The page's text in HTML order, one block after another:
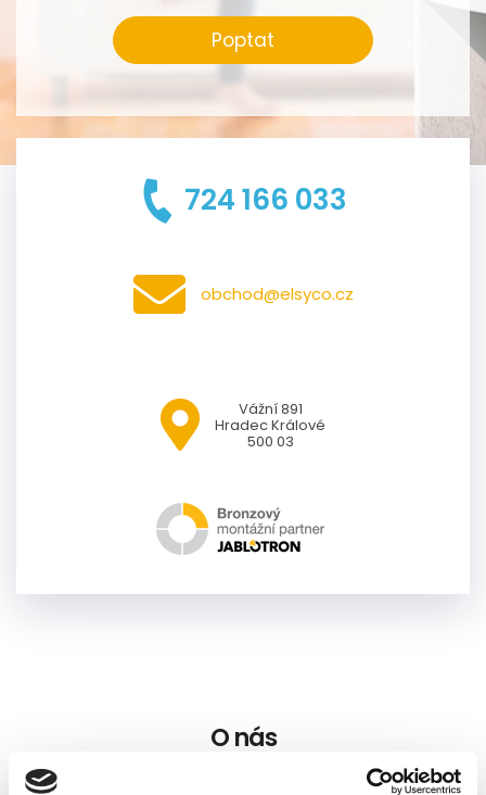
Poptat
724 166 033
obchod@elsyco.cz
Vážní 891
Hradec Králové
500 03
O nás